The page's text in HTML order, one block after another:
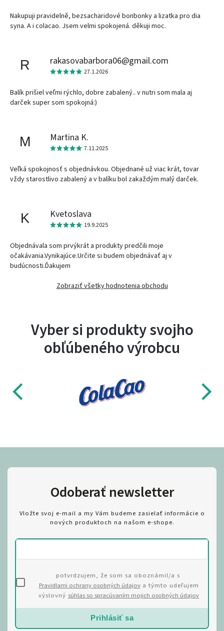
Nakupuji pravidelně, bezsacharidové bonbonky a lizatka pro dia
syna. A i colacao. Jsem velmi spokojená. děkuji moc.
R rakasovabarbora06@gmail.com
27.1.2026
Balík prišiel veľmi rýchlo, dobre zabalený.. v nutri som mala aj
darček super som spokojná:)
M Martina K.
7.11.2025
Veľká spokojnosť s objednávkou. Objednané už viac krát, tovar
vždy starostlivo zabalený a v balíku bol zakaždým malý darček.
K Kvetoslava
19.9.2025
Objednávala som prvýkrát a produkty predčili moje
očakávania.Vynikajúce.Určite si budem objednávať aj v
budúcnosti.Ďakujem
Zobraziť všetky hodnotenia obchodu
Vyber si produkty svojho
obľúbeného výrobcu
Odoberať newsletter
Vložte svoj e-mail a my Vám budeme zasielať informácie o
nových produktoch na našom e-shope.
potvrdzujem, že som sa oboznámil/a s
Pravidlami ochrany osobných údajova týmto udeľujem
výslovný súhlas so spracúvaním mojich osobných údajov
Prihlásiť sa